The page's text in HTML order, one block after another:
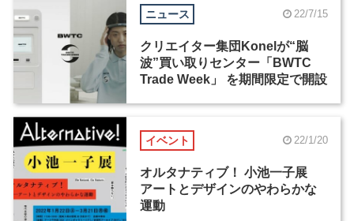
ニュース 22/7/15
クリエイター集団Konelが“脳
波”買い取りセンター「BWTC
Trade Week」 を期間限定で開設
イベント 22/1/20
オルタナティブ！ 小池一子展
アートとデザインのやわらかな
運動